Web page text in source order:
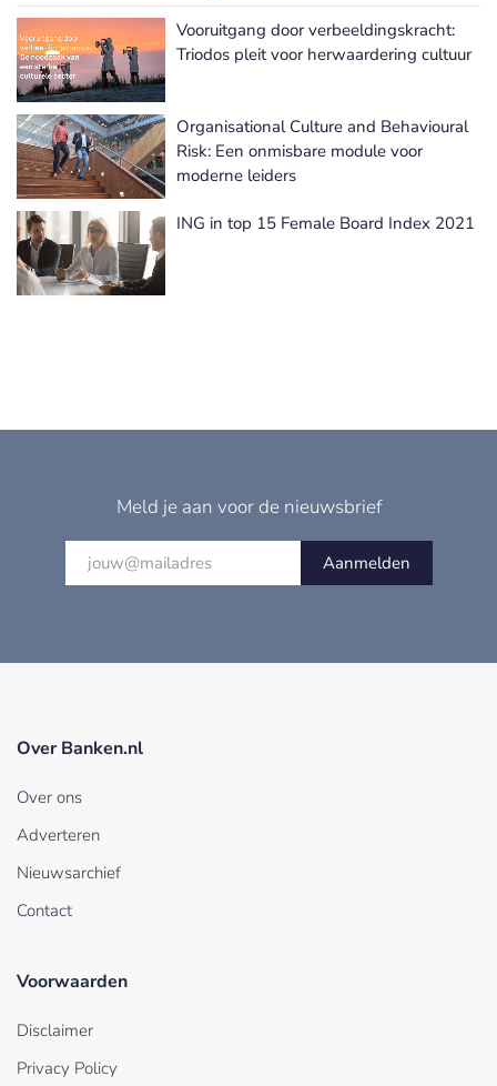
Meer Cultuurverandering nieuws
Vooruitgang door verbeeldingskracht:
Triodos pleit voor herwaardering cultuur
Organisational Culture and Behavioural
Risk: Een onmisbare module voor
moderne leiders
ING in top 15 Female Board Index 2021
Meld je aan voor de nieuwsbrief
Aanmelden
Over Banken.nl
Over ons
Adverteren
Nieuwsarchief
Contact
Voorwaarden
Disclaimer
Privacy Policy